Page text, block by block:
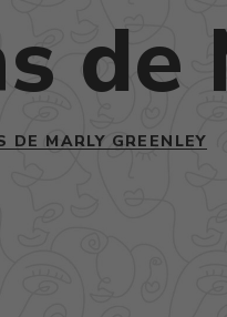
de
DE MARLY GREENLEY